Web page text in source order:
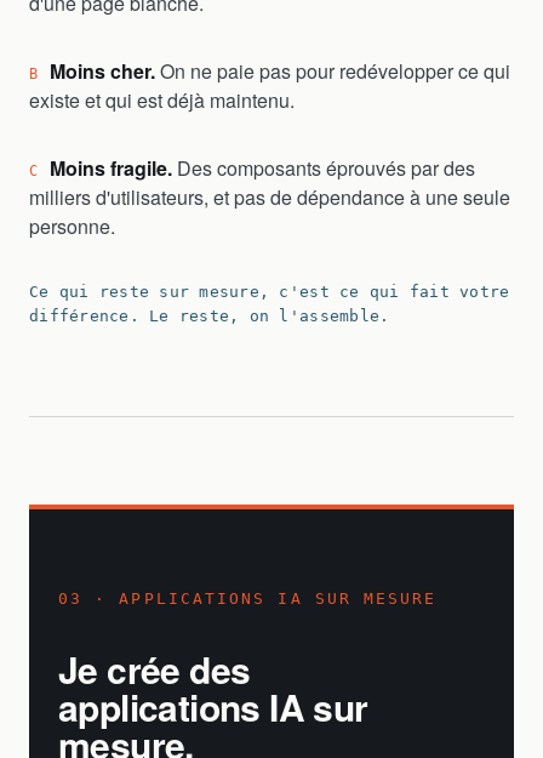
B Moins cher.On ne paie pas pour redévelopper ce qui
existe et qui est déjà maintenu.
C Moins fragile. Des composants éprouvés par des
milliers d'utilisateurs, et pas de dépendance à une seule
personne.
Ce qui reste sur mesure, c'est ce qui fait votre
différence. Le reste, on l'assemble.
03 · APPLICATIONS IA SUR MESURE
Je crée des
applications IA sur
mesure.